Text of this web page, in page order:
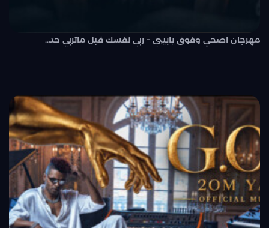
مهرجان اصحي وفوق يابيبي – ربي نفسك قبل ماتربي حد..